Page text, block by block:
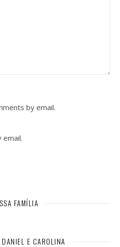
by email.
FAMÍLIA
E CAROLINA